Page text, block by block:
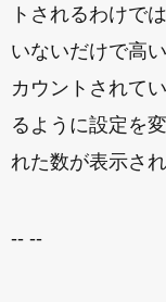
トされるわけで
いないだけで高
カウントされて
るように設定を
れた数が表示され
-- --